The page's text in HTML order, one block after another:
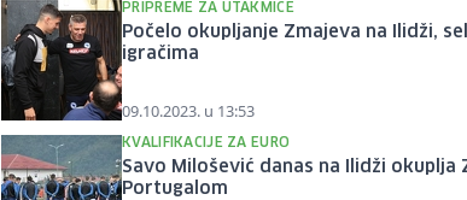
PRIPREME ZA UTAKMICE
Počelo okupljanje Zmajeva na Ilidži,
igračima
09.10.2023. u 13:53
KVALIFIKACIJE ZA EURO
Savo Milošević danas na Ilidži okuplja
Portugalom